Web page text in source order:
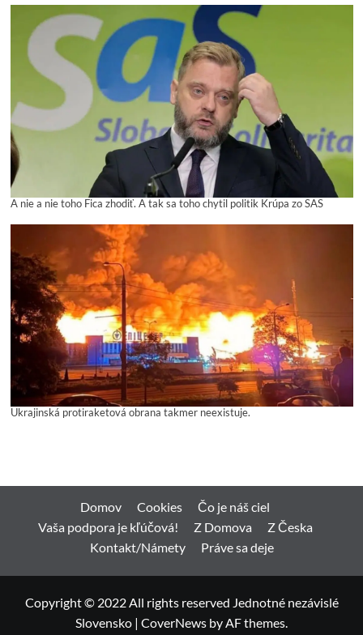
A nie a nie toho Fica zhodiť. A tak sa toho chytil politik Krúpa zo SAS
Ukrajinská protiraketová obrana takmer neexistuje.
Domov Cookies
Čo je náš ciel
Vaša podpora je kľúčová!
Z Domova
Z Česka
Kontakt/Námety
Práve sa deje
Copyright © 2022 All rights reserved Jednotné nezávislé
Slovensko | CoverNews by AF themes.